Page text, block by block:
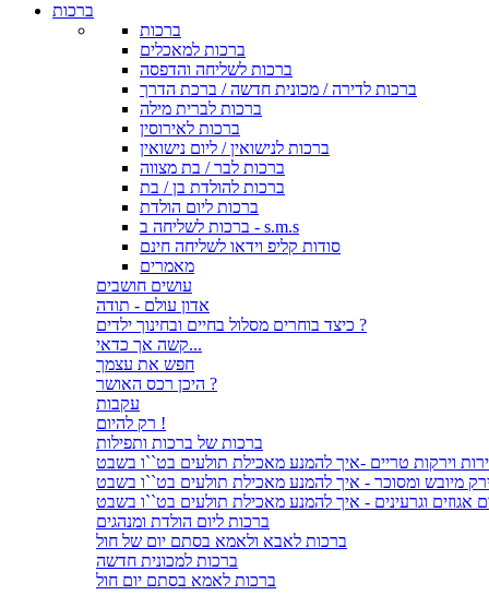
ברכות
ברכות
ברכות למאכלים
ברכות לשליחה והדפסה
ברכות לדירה / מכונית חדשה / ברכת הדרך
ברכות לברית מילה
ברכות לאירוסין
ברכות לנישואין / ליום נישואין
ברכות לבר / בת מצווה
ברכות להולדת בן / בת
ברכות ליום הולדת
ברכות לשליחה ב - s.m.s
סודות קליפ וידאו לשליחה חינם
מאמרים
עושים חושבים
אדון עולם - תודה
כיצד בוחרים מסלול בחיים ובחינוך ילדים ?
קשה אך כדאי...
חפש את עצמך
היכן רכס האושר ?
עקבות
רק להיום !
ברכות של ברכות ותפילות
וירקות טריים -איך להמנע מאכילת תולעים בט``ו בשבט
מיובש ומסוכר - איך להמנע מאכילת תולעים בט``ו בשבט
אגוזים וגרעינים - איך להמנע מאכילת תולעים בט``ו בשבט
ברכות ליום הולדת ומנהגים
ברכות לאבא ולאמא בסתם יום של חול
ברכות למכונית חדשה
ברכות לאמא בסתם יום חול